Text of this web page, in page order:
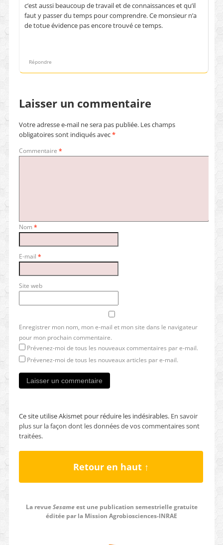
c’est aussi beaucoup de travail et de connaissances et qu’il
faut y passer du temps pour comprendre. Ce monsieur n’a
de totue évidence pas encore trouvé ce temps.
Répondre
Laisser un commentaire
Votre adresse e-mail ne sera pas publiée. Les champs
obligatoires sont indiqués avec*
Commentaire *
Nom *
E-mail *
Site web
Enregistrer mon nom, mon e-mail et mon site dans le navigateur
pour mon prochain commentaire.
Prévenez-moi de tous les nouveaux commentaires par e-mail.
Prévenez-moi de tous les nouveaux articles par e-mail.
Ce site utilise Akismet pour réduire les indésirables. En savoir
plus sur la façon dont les données de vos commentaires sont
traitées.
Retour en haut ↑
La revueSesameest une publication semestrielle gratuite
éditée par la Mission Agrobiosciences-INRAE